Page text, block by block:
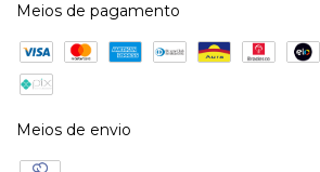
Meios de pagamento
Meios de envio